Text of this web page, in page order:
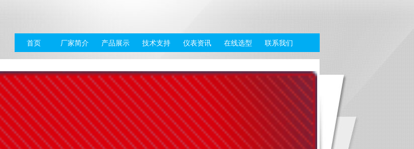
首页 厂家简介 产品展示 技术支持 仪表资讯 在线选型 联系我们